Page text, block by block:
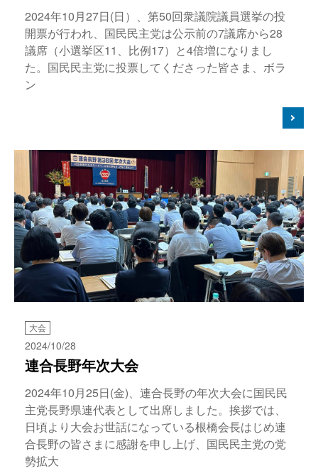
2024年10月27日(日）、第50回衆議院議員選挙の投
開票が行われ、国民民主党は公示前の7議席から28
議席（小選挙区11、比例17）と4倍増になりまし
た。国民民主党に投票してくださった皆さま、ボラ
ン
大会
2024/10/28
連合長野年次大会
2024年10月25日(金)、連合長野の年次大会に国民民
主党長野県連代表として出席しました。挨拶では、
日頃より大会お世話になっている根橋会長はじめ連
合長野の皆さまに感謝を申し上げ、国民民主党の党
勢拡大